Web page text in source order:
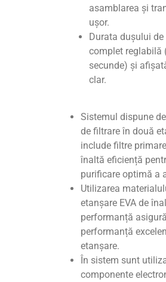
asamblarea și
ușor.
Durata dușului de
complet reglabilă
secunde) și
clar.
Sistemul dispune
de filtrare în două
include filtre
înaltă eficiență
purificare optimă a
Utilizarea
etanșare EVA de
performanță
performanță
etanșare.
În sistem sunt
componente